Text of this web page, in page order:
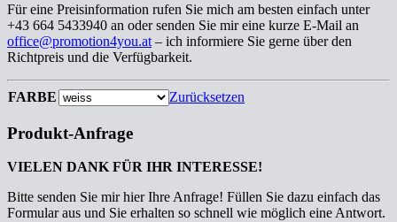
Für eine Preisinformation rufen Sie mich am besten einfach unter
+43 664 5433940 an oder senden Sie mir eine kurze E-Mail an
office@promotion4you.at – ich informiere Sie gerne über den
Richtpreis und die Verfügbarkeit.
FARBE Zurücksetzen
Produkt-Anfrage
VIELEN DANK FÜR IHR INTERESSE!
Bitte senden Sie mir hier Ihre Anfrage! Füllen Sie dazu einfach das
Formular aus und Sie erhalten so schnell wie möglich eine Antwort.